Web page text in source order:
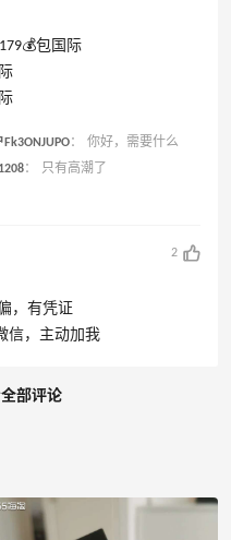
包国际
： 你好，需要什么
： 只有高潮了
2
，有凭证
信，主动加我
全部评论